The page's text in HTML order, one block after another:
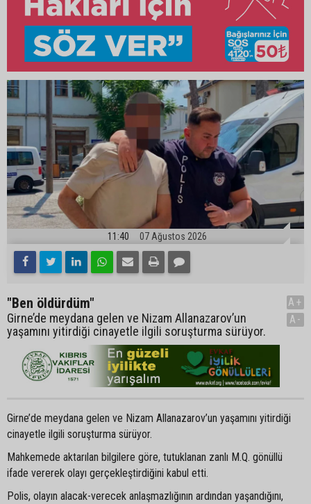
11:40 07 Ağustos 2026
"Ben öldürdüm"
Girne’de meydana gelen ve Nizam Allanazarov’un
yaşamını yitirdiği cinayetle ilgili soruşturma sürüyor.
A+
A-
Girne’de meydana gelen ve Nizam Allanazarov’un yaşamını yitirdiği
cinayetle ilgili soruşturma sürüyor.
Mahkemede aktarılan bilgilere göre, tutuklanan zanlı M.Q. gönüllü
ifade vererek olayı gerçekleştirdiğini kabul etti.
Polis, olayın alacak-verecek anlaşmazlığının ardından yaşandığını,